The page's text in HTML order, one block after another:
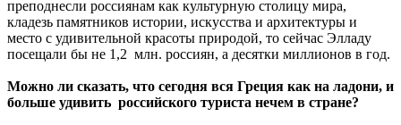
преподнесли россиянам как культурную столицу мира,
кладезь памятников истории, искусства и архитектуры и
место с удивительной красоты природой, то сейчас Элладу
посещали бы не 1,2 млн. россиян, а десятки миллионов в год.
Можно ли сказать, что сегодня вся Греция как на ладони, и
больше удивить российского туриста нечем в стране?